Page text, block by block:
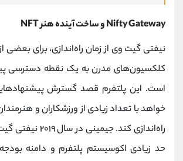
Nifty Gateway و ساخت آینده هنر NFT
نیفتی گیت وی از زمان راه‌اندازی، برای
کلکسیون‌های مدرن به یک نقطه دسترسی
است. این پلتفرم قصد گسترش
راه‌اندازی کند.
حد زیادی اکوسیستم پلتفرم و دامنه